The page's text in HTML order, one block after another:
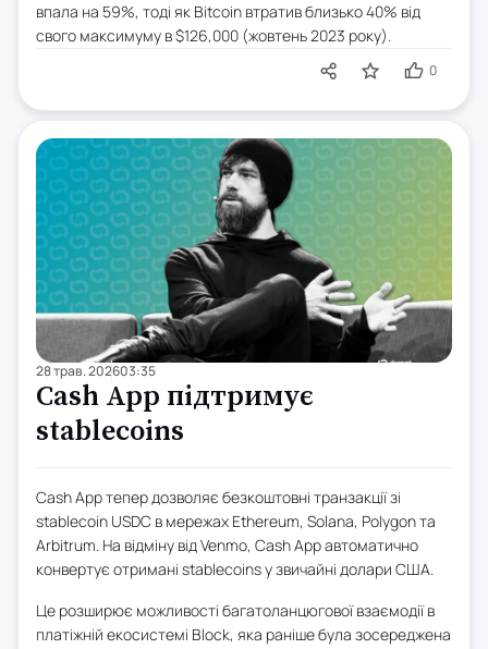
впала на 59%, тоді як Bitcoin втратив близько 40% від
свого максимуму в $126,000 (жовтень 2023 року).
0
28 трав. 202603:35
Cash App підтримує
stablecoins
Cash App тепер дозволяє безкоштовні транзакції зі
stablecoin USDC в мережах Ethereum, Solana, Polygon та
Arbitrum. На відміну від Venmo, Cash App автоматично
конвертує отримані stablecoins у звичайні долари США.
Це розширює можливості багатоланцюгової взаємодії в
платіжній екосистемі Block, яка раніше була зосереджена